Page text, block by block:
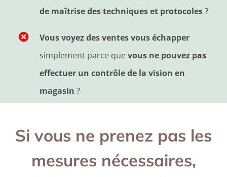
de maîtrise des techniques et protocoles?
Vous voyez des ventes vous échapper
simplement parce quevous ne pouvez pas
effectuer un contrôle de la vision en
magasin ?
Si vous ne prenez pas les
mesures nécessaires,